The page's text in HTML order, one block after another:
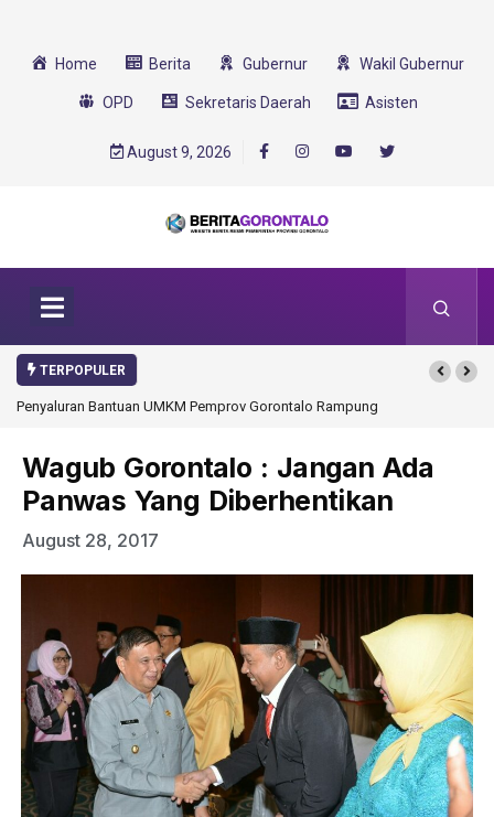
Home Berita Gubernur Wakil Gubernur
OPD Sekretaris Daerah Asisten
August 9, 2026
TERPOPULER
Gorontalo Rampung Gorontalo Ikut Dukung Program SMA Unggul
Wagub Gorontalo : Jangan Ada
Panwas Yang Diberhentikan
August 28, 2017